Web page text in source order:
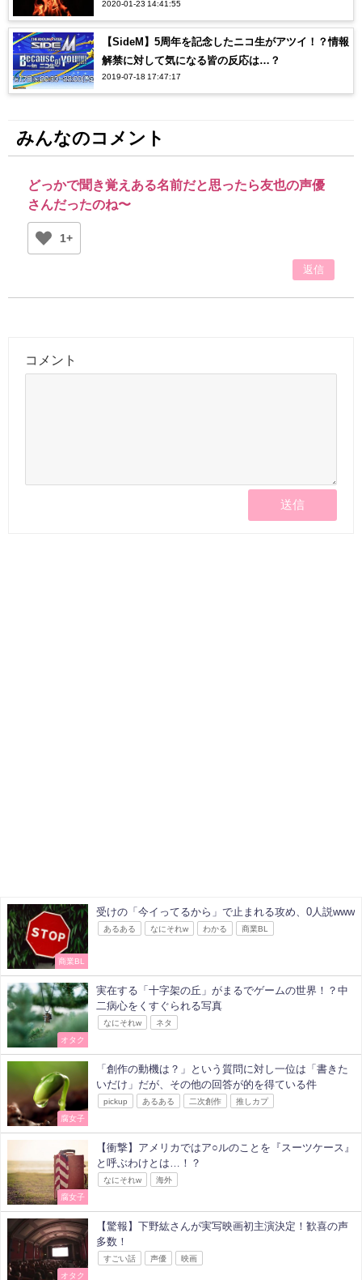
2020-01-23 14:41:55
【SideM】5周年を記念したニコ生がアツイ！？情報
解禁に対して気になる皆の反応は…？
2019-07-18 17:47:17
みんなのコメント
どっかで聞き覚えある名前だと思ったら友也の声優
さんだったのね〜
1+
返信
コメント
商業BL
受けの「今イってるから」で止まれる攻め、0人説www
あるある なにそれw わかる 商業BL
オタク
実在する「十字架の丘」がまるでゲームの世界！？中
二病心をくすぐられる写真
なにそれw ネタ
腐女子
「創作の動機は？」という質問に対し一位は「書きた
いだけ」だが、その他の回答が的を得ている件
pickup あるある 二次創作 推しカプ
腐女子
【衝撃】アメリカではア○ルのことを『スーツケース』
と呼ぶわけとは…！？
なにそれw 海外
オタク
【驚報】下野紘さんが実写映画初主演決定！歓喜の声
多数！
すごい話 声優 映画